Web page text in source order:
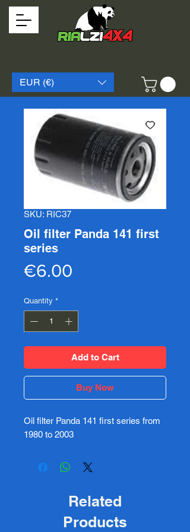
EUR (€)
SKU: RIC37
Oil filter Panda 141 first
series
€6.00
Quantity *
Add to Cart
Buy Now
Oil filter Panda 141 first series from
1980 to 2003
Related
Products